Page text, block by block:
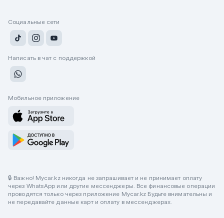
Социальные сети
Написать в чат с поддержкой
Мобильное приложение
🔒 Важно! Mycar.kz никогда не запрашивает и не принимает оплату
через WhatsApp или другие мессенджеры. Все финансовые операции
проводятся только через приложение Mycar.kz Будьте внимательны и
не передавайте данные карт и оплату в мессенджерах.